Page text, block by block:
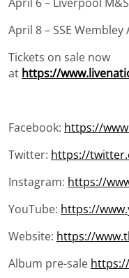
April 8 – SSE Wembley
Tickets on sale now
at https://
Facebook: https://
Twitter: https://
Instagram: https://
YouTube: https://
Website: https://
Album pre-sale